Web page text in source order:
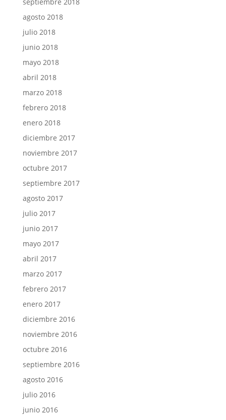
septiembre 2018
agosto 2018
julio 2018
junio 2018
mayo 2018
abril 2018
marzo 2018
febrero 2018
enero 2018
diciembre 2017
noviembre 2017
octubre 2017
septiembre 2017
agosto 2017
julio 2017
junio 2017
mayo 2017
abril 2017
marzo 2017
febrero 2017
enero 2017
diciembre 2016
noviembre 2016
octubre 2016
septiembre 2016
agosto 2016
julio 2016
junio 2016